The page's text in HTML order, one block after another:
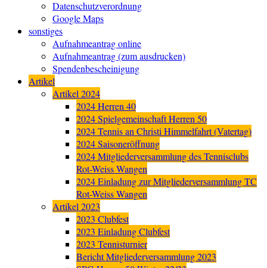
Datenschutzverordnung
Google Maps
sonstiges
Aufnahmeantrag online
Aufnahmeantrag (zum ausdrucken)
Spendenbescheinigung
Artikel
Artikel 2024
2024 Herren 40
2024 Spielgemeinschaft Herren 50
2024 Tennis an Christi Himmelfahrt (Vatertag)
2024 Saisoneröffnung
2024 Mitgliederversammlung des Tennisclubs
Rot-Weiss Wangen
2024 Einladung zur Mitgliederversammlung TC
Rot-Weiss Wangen
Artikel 2023
2023 Clubfest
2023 Einladung Clubfest
2023 Tennisturnier
Bericht Mitgliederversammlung 2023